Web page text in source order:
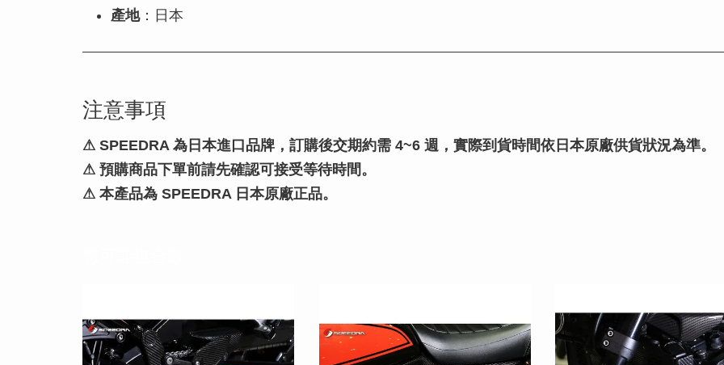
產地：日本
注意事項
⚠ SPEEDRA 為日本進口品牌，訂購後交期約需 4~6 週，實際到貨時間依日本原廠供貨狀況為準。
⚠ 預購商品下單前請先確認可接受等待時間。
⚠ 本產品為 SPEEDRA 日本原廠正品。